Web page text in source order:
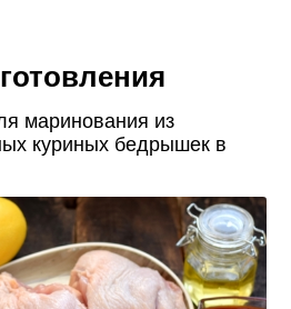
маринования из
куриных бедрышек в